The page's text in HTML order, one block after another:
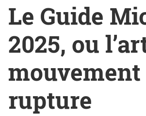
Le Guide
2025, ou
mouvement
rupture